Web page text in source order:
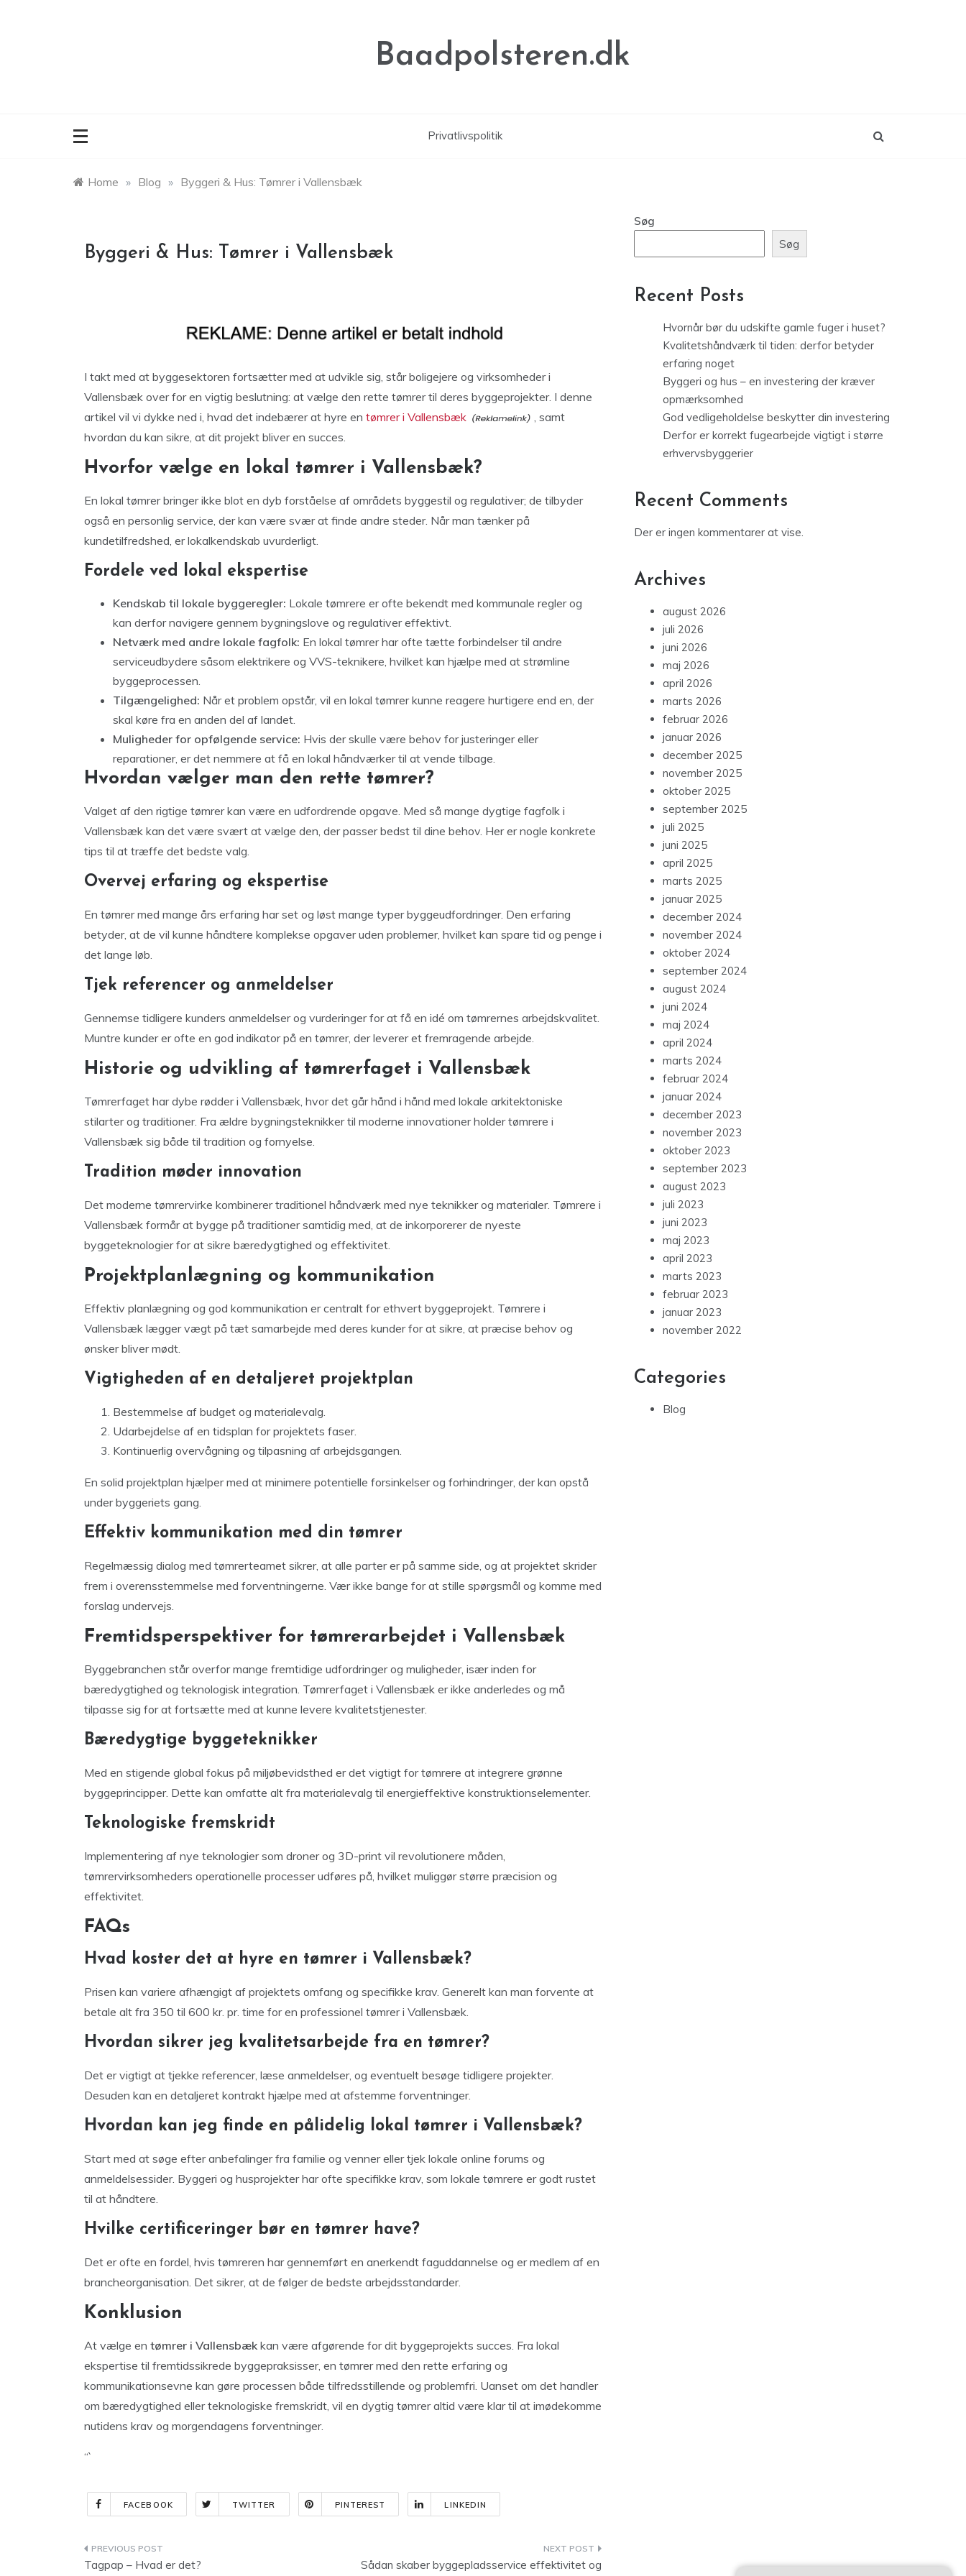
Baadpolsteren.dk
Privatlivspolitik
Home » Blog » Byggeri & Hus: Tømrer i Vallensbæk
Byggeri & Hus: Tømrer i Vallensbæk
I takt med at byggesektoren fortsætter med at udvikle sig, står boligejere og virksomheder i
Vallensbæk over for en vigtig beslutning: at vælge den rette tømrer til deres byggeprojekter. I denne
artikel vil vi dykke ned i, hvad det indebærer at hyre en tømrer i Vallensbæk
, samt
hvordan du kan sikre, at dit projekt bliver en succes.
Hvorfor vælge en lokal tømrer i Vallensbæk?
En lokal tømrer bringer ikke blot en dyb forståelse af områdets byggestil og regulativer; de tilbyder
også en personlig service, der kan være svær at finde andre steder. Når man tænker på
kundetilfredshed, er lokalkendskab uvurderligt.
Fordele ved lokal ekspertise
Kendskab til lokale byggeregler: Lokale tømrere er ofte bekendt med kommunale regler og
kan derfor navigere gennem bygningslove og regulativer effektivt.
Netværk med andre lokale fagfolk: En lokal tømrer har ofte tætte forbindelser til andre
serviceudbydere såsom elektrikere og VVS-teknikere, hvilket kan hjælpe med at strømline
byggeprocessen.
Tilgængelighed: Når et problem opstår, vil en lokal tømrer kunne reagere hurtigere end en, der
skal køre fra en anden del af landet.
Muligheder for opfølgende service: Hvis der skulle være behov for justeringer eller
reparationer, er det nemmere at få en lokal håndværker til at vende tilbage.
Hvordan vælger man den rette tømrer?
Valget af den rigtige tømrer kan være en udfordrende opgave. Med så mange dygtige fagfolk i
Vallensbæk kan det være svært at vælge den, der passer bedst til dine behov. Her er nogle konkrete
tips til at træffe det bedste valg.
Overvej erfaring og ekspertise
En tømrer med mange års erfaring har set og løst mange typer byggeudfordringer. Den erfaring
betyder, at de vil kunne håndtere komplekse opgaver uden problemer, hvilket kan spare tid og penge i
det lange løb.
Tjek referencer og anmeldelser
Gennemse tidligere kunders anmeldelser og vurderinger for at få en idé om tømrernes arbejdskvalitet.
Muntre kunder er ofte en god indikator på en tømrer, der leverer et fremragende arbejde.
Historie og udvikling af tømrerfaget i Vallensbæk
Tømrerfaget har dybe rødder i Vallensbæk, hvor det går hånd i hånd med lokale arkitektoniske
stilarter og traditioner. Fra ældre bygningsteknikker til moderne innovationer holder tømrere i
Vallensbæk sig både til tradition og fornyelse.
Tradition møder innovation
Det moderne tømrervirke kombinerer traditionel håndværk med nye teknikker og materialer. Tømrere i
Vallensbæk formår at bygge på traditioner samtidig med, at de inkorporerer de nyeste
byggeteknologier for at sikre bæredygtighed og effektivitet.
Projektplanlægning og kommunikation
Effektiv planlægning og god kommunikation er centralt for ethvert byggeprojekt. Tømrere i
Vallensbæk lægger vægt på tæt samarbejde med deres kunder for at sikre, at præcise behov og
ønsker bliver mødt.
Vigtigheden af en detaljeret projektplan
Bestemmelse af budget og materialevalg.
Udarbejdelse af en tidsplan for projektets faser.
Kontinuerlig overvågning og tilpasning af arbejdsgangen.
En solid projektplan hjælper med at minimere potentielle forsinkelser og forhindringer, der kan opstå
under byggeriets gang.
Effektiv kommunikation med din tømrer
Regelmæssig dialog med tømrerteamet sikrer, at alle parter er på samme side, og at projektet skrider
frem i overensstemmelse med forventningerne. Vær ikke bange for at stille spørgsmål og komme med
forslag undervejs.
Fremtidsperspektiver for tømrerarbejdet i Vallensbæk
Byggebranchen står overfor mange fremtidige udfordringer og muligheder, især inden for
bæredygtighed og teknologisk integration. Tømrerfaget i Vallensbæk er ikke anderledes og må
tilpasse sig for at fortsætte med at kunne levere kvalitetstjenester.
Bæredygtige byggeteknikker
Med en stigende global fokus på miljøbevidsthed er det vigtigt for tømrere at integrere grønne
byggeprincipper. Dette kan omfatte alt fra materialevalg til energieffektive konstruktionselementer.
Teknologiske fremskridt
Implementering af nye teknologier som droner og 3D-print vil revolutionere måden,
tømrervirksomheders operationelle processer udføres på, hvilket muliggør større præcision og
effektivitet.
FAQs
Hvad koster det at hyre en tømrer i Vallensbæk?
Prisen kan variere afhængigt af projektets omfang og specifikke krav. Generelt kan man forvente at
betale alt fra 350 til 600 kr. pr. time for en professionel tømrer i Vallensbæk.
Hvordan sikrer jeg kvalitetsarbejde fra en tømrer?
Det er vigtigt at tjekke referencer, læse anmeldelser, og eventuelt besøge tidligere projekter.
Desuden kan en detaljeret kontrakt hjælpe med at afstemme forventninger.
Hvordan kan jeg finde en pålidelig lokal tømrer i Vallensbæk?
Start med at søge efter anbefalinger fra familie og venner eller tjek lokale online forums og
anmeldelsessider. Byggeri og husprojekter har ofte specifikke krav, som lokale tømrere er godt rustet
til at håndtere.
Hvilke certificeringer bør en tømrer have?
Det er ofte en fordel, hvis tømreren har gennemført en anerkendt faguddannelse og er medlem af en
brancheorganisation. Det sikrer, at de følger de bedste arbejdsstandarder.
Konklusion
At vælge en tømrer i Vallensbækkan være afgørende for dit byggeprojekts succes. Fra lokal
ekspertise til fremtidssikrede byggepraksisser, en tømrer med den rette erfaring og
kommunikationsevne kan gøre processen både tilfredsstillende og problemfri. Uanset om det handler
om bæredygtighed eller teknologiske fremskridt, vil en dygtig tømrer altid være klar til at imødekomme
nutidens krav og morgendagens forventninger.
“`
FACEBOOK TWITTER PINTEREST LINKEDIN
Indlægsnavigation
Tagpap – Hvad er det? Sådan skaber byggepladsservice effektivitet og
Søg
Søg
Recent Posts
Hvornår bør du udskifte gamle fuger i huset?
Kvalitetshåndværk til tiden: derfor betyder
erfaring noget
Byggeri og hus – en investering der kræver
opmærksomhed
God vedligeholdelse beskytter din investering
Derfor er korrekt fugearbejde vigtigt i større
erhvervsbyggerier
Recent Comments
Der er ingen kommentarer at vise.
Archives
august 2026
juli 2026
juni 2026
maj 2026
april 2026
marts 2026
februar 2026
januar 2026
december 2025
november 2025
oktober 2025
september 2025
juli 2025
juni 2025
april 2025
marts 2025
januar 2025
december 2024
november 2024
oktober 2024
september 2024
august 2024
juni 2024
maj 2024
april 2024
marts 2024
februar 2024
januar 2024
december 2023
november 2023
oktober 2023
september 2023
august 2023
juli 2023
juni 2023
maj 2023
april 2023
marts 2023
februar 2023
januar 2023
november 2022
Categories
Blog